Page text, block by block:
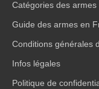
Catégories des armes
Guide des armes en
Conditions générales
Infos légales
Politique de